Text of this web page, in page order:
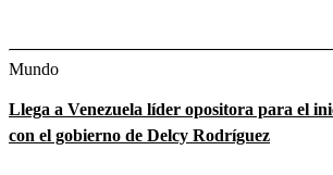
Mundo
Llega a Venezuela líder opositora para el
con el gobierno de Delcy Rodríguez